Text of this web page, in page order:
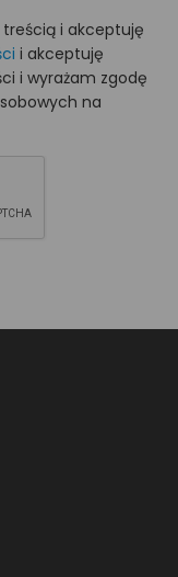
treścią i akceptuję
i akceptuję
i wyrażam zgodę
na